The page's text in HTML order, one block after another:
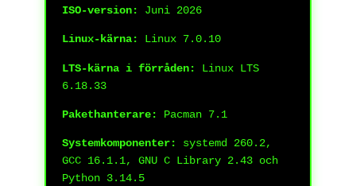
ISO-version: Juni 2026
Linux-kärna: Linux 7.0.10
LTS-kärna i förråden:
Linux LTS
6.18.33
Pakethanterare: Pacman 7.1
Systemkomponenter:
systemd 260.2,
GCC 16.1.1, GNU C Library 2.43 och
Python 3.14.5